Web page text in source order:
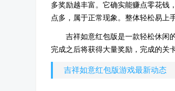
多奖励越丰富。它确实能赚点零花钱
点多，属于正常现象。整体轻松易上
吉祥如意红包版是一款轻松休闲
完成之后将获得大量奖励，完成的关
吉祥如意红包版游戏最新动态